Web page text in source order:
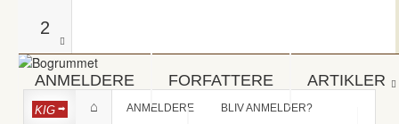
2
ANMELDERE FORFATTERE ARTIKLER
KIG ANMELDERE BLIV ANMELDER?